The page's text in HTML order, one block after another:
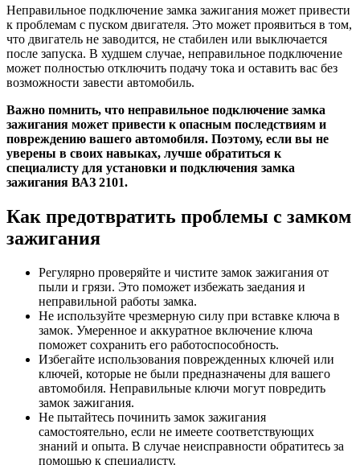
Неправильное подключение замка зажигания может привести
к проблемам с пуском двигателя. Это может проявиться в том,
что двигатель не заводится, не стабилен или выключается
после запуска. В худшем случае, неправильное подключение
может полностью отключить подачу тока и оставить вас без
возможности завести автомобиль.
Важно помнить, что неправильное подключение замка
зажигания может привести к опасным последствиям и
повреждению вашего автомобиля. Поэтому, если вы не
уверены в своих навыках, лучше обратиться к
специалисту для установки и подключения замка
зажигания ВАЗ 2101.
Как предотвратить проблемы с замком
зажигания
Регулярно проверяйте и чистите замок зажигания от
пыли и грязи. Это поможет избежать заедания и
неправильной работы замка.
Не используйте чрезмерную силу при вставке ключа в
замок. Умеренное и аккуратное включение ключа
поможет сохранить его работоспособность.
Избегайте использования поврежденных ключей или
ключей, которые не были предназначены для вашего
автомобиля. Неправильные ключи могут повредить
замок зажигания.
Не пытайтесь починить замок зажигания
самостоятельно, если не имеете соответствующих
знаний и опыта. В случае неисправности обратитесь за
помощью к специалисту.